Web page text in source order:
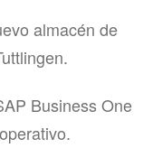
almacén de
Business One